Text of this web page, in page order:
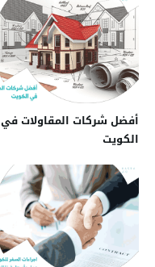
أفضل شركات المقاولات في
الكويت